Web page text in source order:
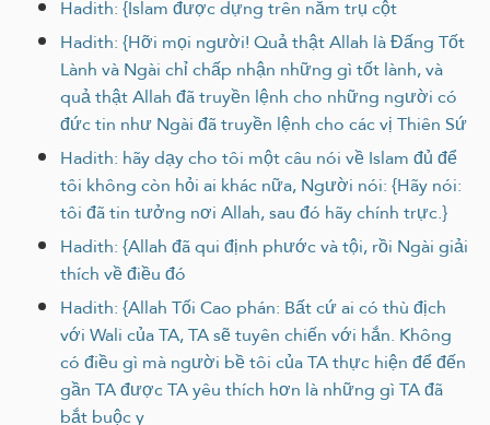
Hadith: {Islam được dựng trên năm trụ cột
Hadith: {Hỡi mọi người! Quả thật Allah là Đấng Tốt
Lành và Ngài chỉ chấp nhận những gì tốt lành, và
quả thật Allah đã truyền lệnh cho những người có
đức tin như Ngài đã truyền lệnh cho các vị Thiên Sứ
Hadith: hãy dạy cho tôi một câu nói về Islam đủ để
tôi không còn hỏi ai khác nữa, Người nói: {Hãy nói:
tôi đã tin tưởng nơi Allah, sau đó hãy chính trực.}
Hadith: {Allah đã qui định phước và tội, rồi Ngài giải
thích về điều đó
Hadith: {Allah Tối Cao phán: Bất cứ ai có thù địch
với Wali của TA, TA sẽ tuyên chiến với hắn. Không
có điều gì mà người bề tôi của TA thực hiện để đến
gần TA được TA yêu thích hơn là những gì TA đã
bắt buộc y